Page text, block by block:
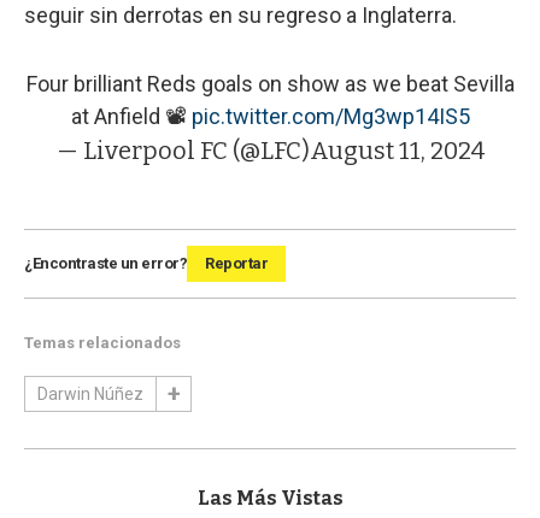
seguir sin derrotas en su regreso a Inglaterra.
Four brilliant Reds goals on show as we beat Sevilla
at Anfield 📽️ pic.twitter.com/Mg3wp14IS5
— Liverpool FC (@LFC)August 11, 2024
¿Encontraste un error? Reportar
Temas relacionados
Darwin Núñez
Las Más Vistas